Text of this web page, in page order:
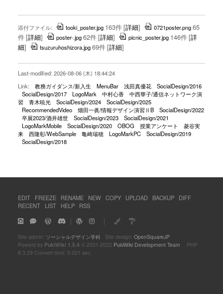
添付ファイル: tooki_poster.jpg 163件[詳細] 0721poster.png65
件[詳細] poster-.jpg62件[詳細] picnic_poster.jpg 146件[詳
細] tsuzuruhoshizora.jpg69件[詳細]
Last-modified: 2026-08-06 (木) 18:44:24
Link:
教務ガイダンス/新入生 MenuBar 浅田真優花
SocialDesign/2016
SocialDesign/2017
LogoMark 中村心香
中西華子/通信ネットワーク演
習
青木暁光 SocialDesign/2024
SocialDesign/2025
RecommendedVideo
畑田一眞/情報デザイン演習ⅡB
SocialDesign/2022
卒展2023/酒井雄世
SocialDesign/2023
SocialDesign/2021
LogoMarkMobile
SocialDesign/2020 OBOG 授業アンケート
菱谷実
来
西隆彰/WebSample 亀崎瑞穂 LogoMarkPC
SocialDesign/2019
SocialDesign/2018
EDIT FREEZE RENAME NEW COPY UPLOAD BACKUP
DIFF
RECENT
LIST HELP RSS
｜ ｜
Site admin: ソーシャルデザイン学科Site design: OpenSquareJP
Powerd by PukiWiki 1.5.4 © 2001-2022 PukiWiki Development Team PHP
8.3.29 Convert time: 0.021 sec.